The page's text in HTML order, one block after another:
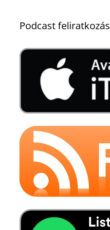
Podcast feliratkozás